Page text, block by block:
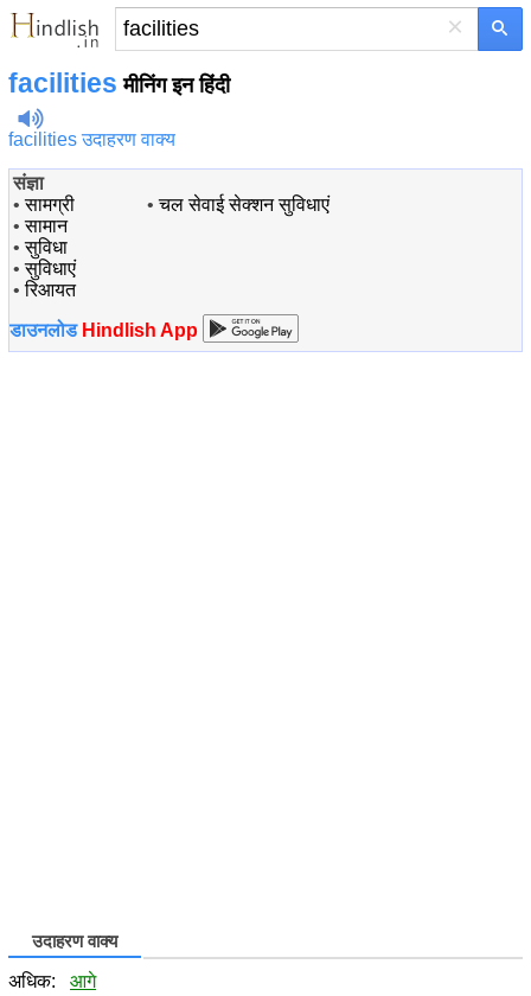
×
facilities मीनिंग इन हिंदी
facilities उदाहरण वाक्य
संज्ञा
•सामग्री
•सामान
•सुविधा
•सुविधाएं
•रिआयत
•चल सेवाई सेक्शन सुविधाएं
डाउनलोड Hindlish App
उदाहरण वाक्य
अधिक: आगे